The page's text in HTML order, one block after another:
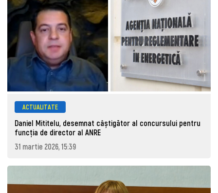
ACTUALITATE
Daniel Mititelu, desemnat câștigător al concursului pentru
funcția de director al ANRE
31 martie 2026, 15:39